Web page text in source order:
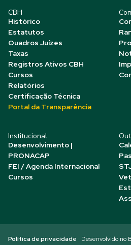
CBH
Histórico
Estatutos
Quadros Juízes
Taxas
Registros Ativos CBH
Cursos
Relatórios
Certificação Técnica
Portal da Transparência
Institucional
Desenvolvimento |
PRONACAP
FEI / Agenda Internacional
Cursos
Política de privacidade Desenvolvido no